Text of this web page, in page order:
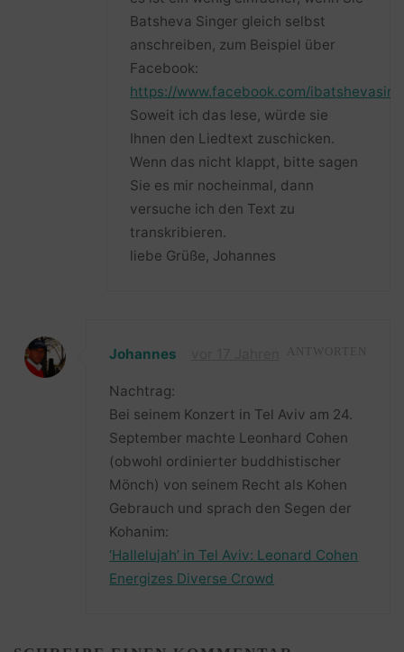
Batsheva Singer gleich selbst
anschreiben, zum Beispiel über
Facebook:
https://www.facebook.com/
Soweit ich das lese, würde sie
Ihnen den Liedtext zuschicken.
Wenn das nicht klappt, bitte sagen
Sie es mir nocheinmal, dann
versuche ich den Text zu
transkribieren.
liebe Grüße, Johannes
Johannes
Nachtrag:
Bei seinem Konzert in Tel Aviv am 24.
September machte Leonhard Cohen
(obwohl ordinierter buddhistischer
Mönch) von seinem Recht als Kohen
Gebrauch und sprach den Segen der
Kohanim:
‘Hallelujah’ in Tel Aviv: Leonard Cohen
Energizes Diverse Crowd